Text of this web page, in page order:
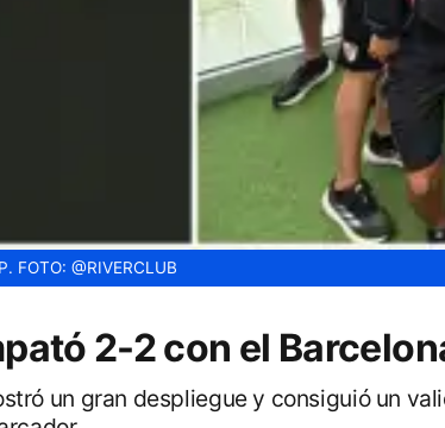
FOTO: @RIVERCLUB
2-2 con el
un gran despliegue y consiguió un